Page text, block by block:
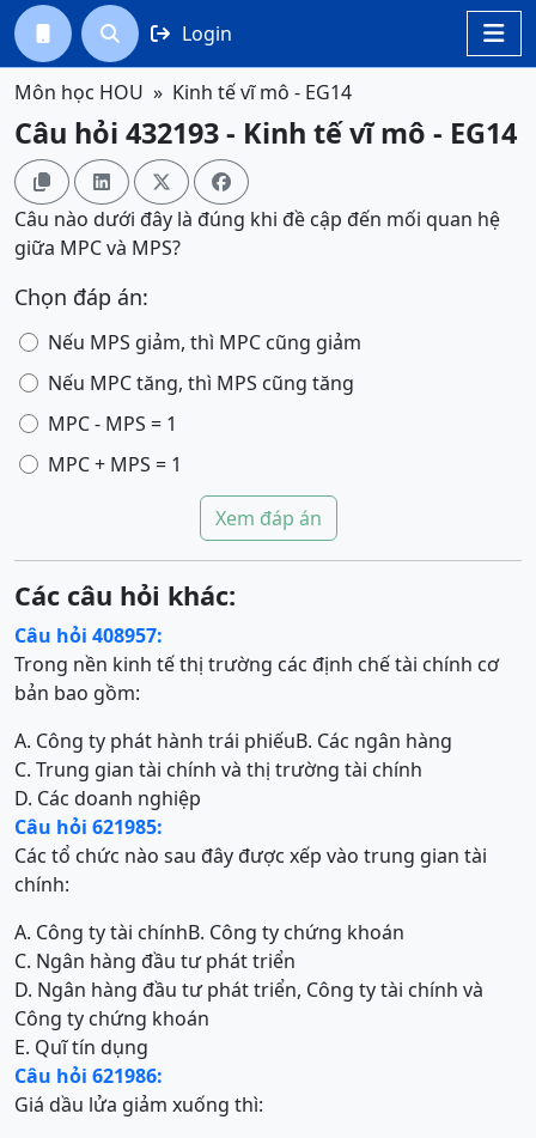

  Login
Môn học HOU Kinh tế vĩ mô - EG14
Câu hỏi 432193 - Kinh tế vĩ mô - EG14
   
Câu nào dưới đây là đúng khi đề cập đến mối quan hệ
giữa MPC và MPS?
Chọn đáp án:
Nếu MPS giảm, thì MPC cũng giảm
Nếu MPC tăng, thì MPS cũng tăng
MPC - MPS = 1
MPC + MPS = 1
Xem đáp án
Các câu hỏi khác:
Câu hỏi 408957:
Trong nền kinh tế thị trường các định chế tài chính cơ
bản bao gồm:
A. Công ty phát hành trái phiếuB. Các ngân hàng
C. Trung gian tài chính và thị trường tài chính
D. Các doanh nghiệp
Câu hỏi 621985:
Các tổ chức nào sau đây được xếp vào trung gian tài
chính:
A. Công ty tài chínhB. Công ty chứng khoán
C. Ngân hàng đầu tư phát triển
D. Ngân hàng đầu tư phát triển, Công ty tài chính và
Công ty chứng khoán
E. Quĩ tín dụng
Câu hỏi 621986:
Giá dầu lửa giảm xuống thì: